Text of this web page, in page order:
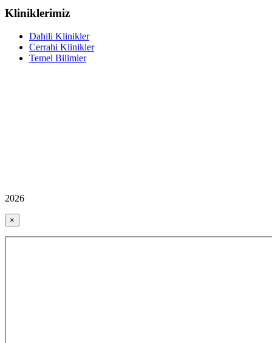
Kliniklerimiz
Dahili Klinikler
Cerrahi Klinikler
Temel Bilimler
2026
×